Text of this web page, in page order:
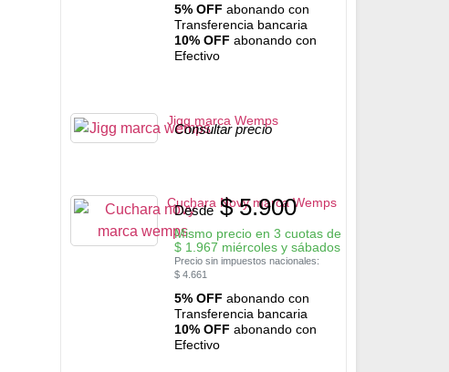
5% OFF abonando con
Transferencia bancaria
10% OFF abonando con
Efectivo
Jigg marca Wemps
Consultar precio
Cuchara Novy marca Wemps
Desde $5.900
Mismo precio en 3 cuotas de
$ 1.967 miércoles y sábados
Precio sin impuestos nacionales:
$ 4.661
5% OFF abonando con
Transferencia bancaria
10% OFF abonando con
Efectivo